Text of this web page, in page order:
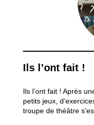
Ils l’ont fait !
Ils l’ont fait ! Après
petits jeux,
troupe de théâtre